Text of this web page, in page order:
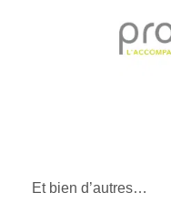
Et bien d’autres…